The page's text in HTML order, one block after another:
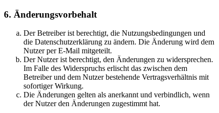
6. Änderungsvorbehalt
Der Betreiber ist berechtigt, die Nutzungsbedingungen und
die Datenschutzerklärung zu ändern. Die Änderung wird dem
Nutzer per E-Mail mitgeteilt.
Der Nutzer ist berechtigt, den Änderungen zu widersprechen.
Im Falle des Widerspruchs erlischt das zwischen dem
Betreiber und dem Nutzer bestehende Vertragsverhältnis mit
sofortiger Wirkung.
Die Änderungen gelten als anerkannt und verbindlich, wenn
der Nutzer den Änderungen zugestimmt hat.